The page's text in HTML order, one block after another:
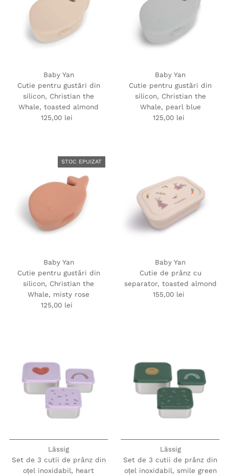
Baby Yan
Cutie pentru gustări din
silicon, Christian the
Whale, toasted almond
Preț
125,00 lei
Baby Yan
Cutie pentru gustări din
silicon, Christian the
Whale, pearl blue
Preț
125,00 lei
STOC EPUIZAT
Baby Yan
Cutie pentru gustări din
silicon, Christian the
Whale, misty rose
Preț
125,00 lei
Baby Yan
Cutie de prânz cu
separator, toasted almond
Preț
155,00 lei
Lässig
Set de 3 cutii de prânz din
oțel inoxidabil, heart
Lässig
Set de 3 cutii de prânz din
oțel inoxidabil, smile green